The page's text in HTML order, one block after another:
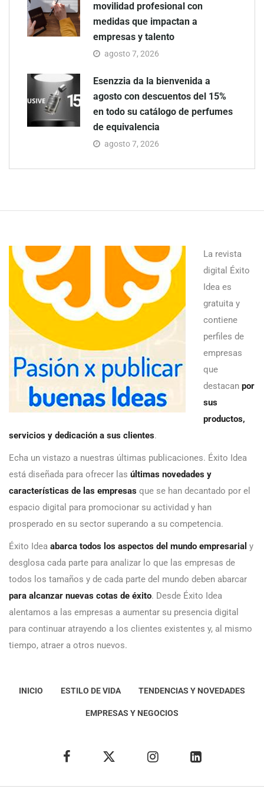
movilidad profesional con
medidas que impactan a
empresas y talento
agosto 7, 2026
Esenzzia da la bienvenida a
agosto con descuentos del 15%
en todo su catálogo de perfumes
de equivalencia
agosto 7, 2026
La revista
digital Éxito
Idea es
gratuita y
contiene
perfiles de
empresas
que
destacan por
sus
productos,
servicios y dedicación a sus clientes.
Echa un vistazo a nuestras últimas publicaciones. Éxito Idea
está diseñada para ofrecer las últimas novedades y
características de las empresas que se han decantado por el
espacio digital para promocionar su actividad y han
prosperado en su sector superando a su competencia.
Éxito Idea abarca todos los aspectos del mundo empresarial y
desglosa cada parte para analizar lo que las empresas de
todos los tamaños y de cada parte del mundo deben abarcar
para alcanzar nuevas cotas de éxito. Desde Éxito Idea
alentamos a las empresas a aumentar su presencia digital
para continuar atrayendo a los clientes existentes y, al mismo
tiempo, atraer a otros nuevos.
INICIO ESTILO DE VIDA TENDENCIAS Y NOVEDADES
EMPRESAS Y NEGOCIOS